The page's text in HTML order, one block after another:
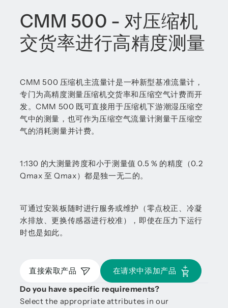
CMM 500 - 对压缩机
交货率进行高精度测量
CMM 500 压缩机主流量计是一种新型基准流量计，
专门为高精度测量压缩机交货率和压缩空气计费而开
发。CMM 500 既可直接用于压缩机下游潮湿压缩空
气中的测量，也可作为压缩空气流量计测量干压缩空
气的消耗测量并计费。
1:130 的大测量跨度和小于测量值 0.5 % 的精度（0.2
Qmax 至 Qmax）都是独一无二的。
可通过安装板随时进行服务或维护（零点校正、冷凝
水排放、更换传感器进行校准），即使在压力下运行
时也是如此。
直接索取产品
在请求中添加产品
Do you have specific requirements?
Select the appropriate attributes in our